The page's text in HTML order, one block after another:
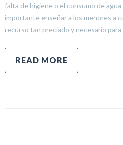
falta de higiene o el consumo de
importante enseñar a los menores a
recurso tan preciado y necesario
READ MORE